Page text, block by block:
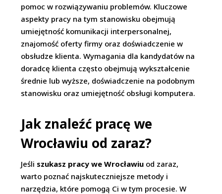
pomoc w rozwiązywaniu problemów. Kluczowe
aspekty pracy na tym stanowisku obejmują
umiejętność komunikacji interpersonalnej,
znajomość oferty firmy oraz doświadczenie w
obsłudze klienta. Wymagania dla kandydatów na
doradcę klienta często obejmują wykształcenie
średnie lub wyższe, doświadczenie na podobnym
stanowisku oraz umiejętność obsługi komputera.
Jak znaleźć pracę we
Wrocławiu od zaraz?
Jeśli szukasz pracy we Wrocławiu od zaraz,
warto poznać najskuteczniejsze metody i
narzędzia, które pomogą Ci w tym procesie. W